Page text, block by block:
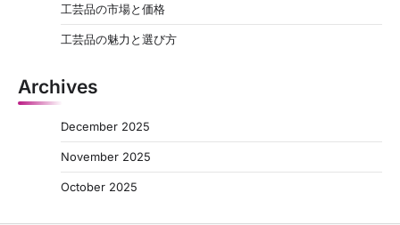
工芸品の市場と価格
工芸品の魅力と選び方
Archives
December 2025
November 2025
October 2025